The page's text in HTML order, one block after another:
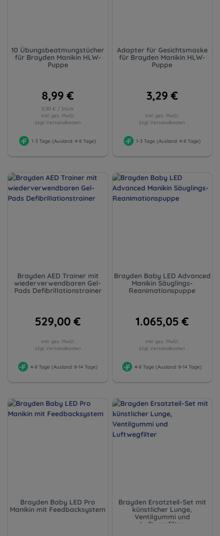
10 Übungsbeatmungstücher
für Brayden Manikin HLW-
Puppe
8,99 €
0,90 € / Stück
inkl. ges. MwSt.
zzgl. Versandkosten
1-3 Tage (Ausland: 4-8 Tage)
Adapter für Gesichtsmaske
für Brayden Manikin HLW-
Puppe
3,29 €
inkl. ges. MwSt.
zzgl. Versandkosten
1-3 Tage (Ausland: 4-8 Tage)
Brayden AED Trainer mit
wiederverwendbaren Gel-
Pads Defibrillationstrainer
529,00 €
inkl. ges. MwSt.
zzgl. Versandkosten
4-8 Tage (Ausland: 8-14 Tage)
Brayden Baby LED Advanced
Manikin Säuglings-
Reanimationspuppe
1.065,05 €
inkl. ges. MwSt.
zzgl. Versandkosten
4-8 Tage (Ausland: 8-14 Tage)
Brayden Baby LED Pro
Manikin mit Feedbacksystem
Brayden Ersatzteil-Set mit
künstlicher Lunge,
Ventilgummi und
Luftwegfilter